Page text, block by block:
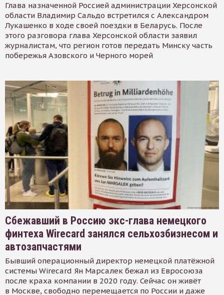
Глава назначенной Россией администрации Херсонской
области Владимир Сальдо встретился с Александром
Лукашенко в ходе своей поездки в Беларусь. После
этого разговора глава Херсонской области заявил
журналистам, что регион готов передать Минску часть
побережья Азовского и Черного морей
Сбежавший в Россию экс-глава немецкого
финтеха Wirecard занялся сельхозбизнесом и
автозапчастями
Бывший операционный директор немецкой платёжной
системы Wirecard Ян Марсалек бежал из Евросоюза
после краха компании в 2020 году. Сейчас он живёт
в Москве, свободно перемещается по России и даже